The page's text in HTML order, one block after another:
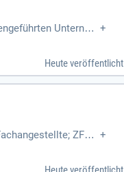
Unterneh +
Heute veröffentlicht
ZFA
+